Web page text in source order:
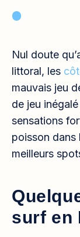
Nul doute
littoral, les
mauvais jeu
de jeu
sensations
poisson dans
meilleurs
surf en